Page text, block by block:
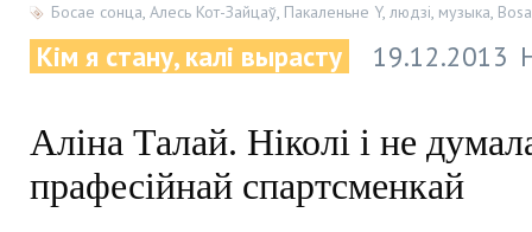
Босае сонца, Алесь Кот-Зайцаў, Пакаленьне Y, людзі, музыка,
Кім я стану, калі вырасту 19.12.2013
Аліна Талай. Ніколі і не
прафесійнай спартсменкай